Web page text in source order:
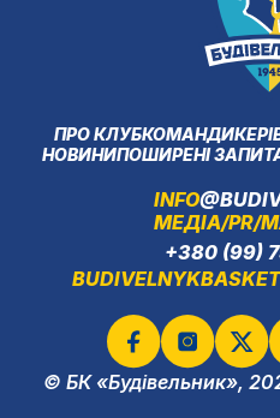
ПРО КЛУБКОМАНДИ
НОВИНИПОШИРЕНІ
INFO
МЕДІА/PR/
+380 (99)
© БК «Будівельник»,